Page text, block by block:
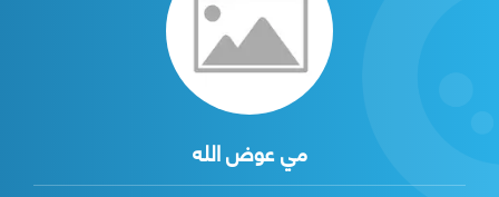
مي عوض الله